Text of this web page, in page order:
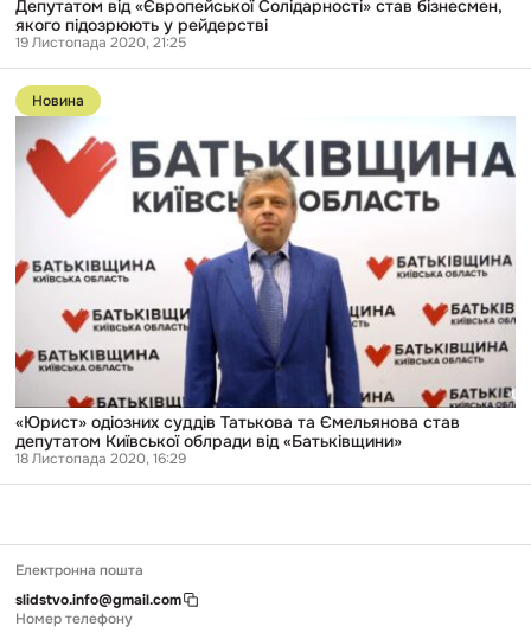
Депутатом від «Європейської Солідарності» став бізнесмен,
якого підозрюють у рейдерстві
19 Листопада 2020, 21:25
Перейти
до
публікації
«Юрист»
одіозних
суддів
Татькова
депутатом
Київської
облради
«Батьківщини»
Новина
«Юрист» одіозних суддів Татькова та Ємельянова став
депутатом Київської облради від «Батьківщини»
18 Листопада 2020, 16:29
Електронна пошта
slidstvo.info@gmail.com
Номер телефону